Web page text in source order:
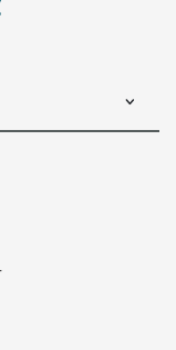
di posta elettronica)
(si apre l’app di posta